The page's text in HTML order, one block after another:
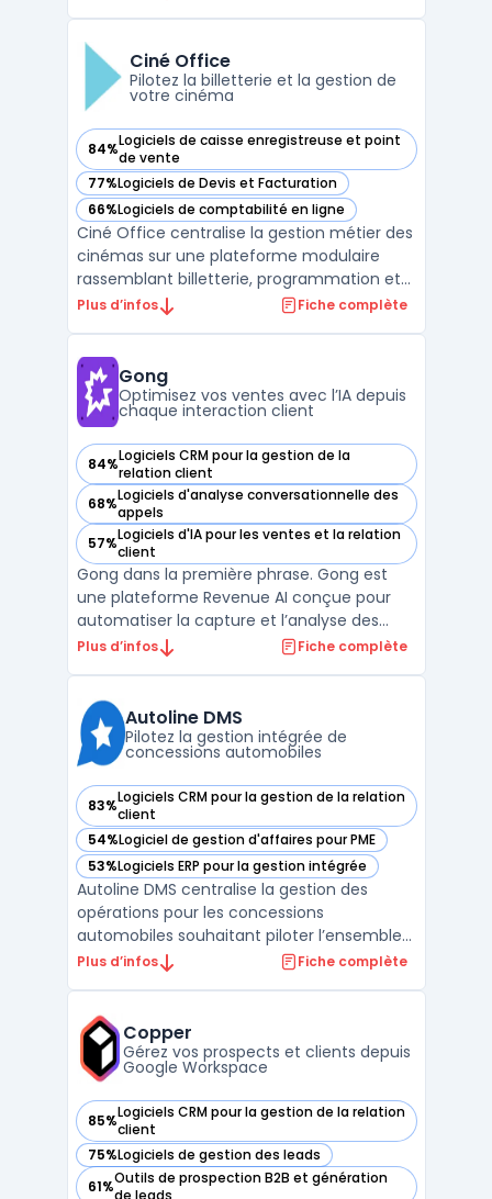
d’investissement et cabinets de
recrutement pilotant leur pros ...
Ciné Office
Pilotez la billetterie et la gestion de
votre cinéma
84%Logiciels de caisse enregistreuse et point
de vente
— voir Ciné Office dans cette catégorie
77%Logiciels de Devis et Facturation
— voir Ciné Office dans cette catégorie
66%Logiciels de comptabilité en ligne
— voir Ciné Office dans cette catégorie
Ciné Office centralise la gestion métier des
cinémas sur une plateforme modulaire
rassemblant billetterie, programmation et
opérations courantes. Les exploitants
soient uniques ou réparties sur plusieurs
sites de ...
Plus d’infos Fiche complète
Gong
Optimisez vos ventes avec l’IA depuis
chaque interaction client
84%Logiciels CRM pour la gestion de la
relation client
— voir Gong dans cette catégorie
68%Logiciels d'analyse conversationnelle des
appels
— voir Gong dans cette catégorie
57%Logiciels d'IA pour les ventes et la relation
client
— voir Gong dans cette catégorie
Gong dans la première phrase. Gong est
une plateforme Revenue AI conçue pour
automatiser la capture et l’analyse des
interactions clients. Elle centralise en temps
acheteurs, afin de fournir des insights
factuels sur les actions à ...
Plus d’infos Fiche complète
Autoline DMS
Pilotez la gestion intégrée de
concessions automobiles
83%Logiciels CRM pour la gestion de la relation
client
— voir Autoline DMS dans cette catégorie
54%Logiciel de gestion d'affaires pour PME
— voir Autoline DMS dans cette catégorie
53%Logiciels ERP pour la gestion intégrée
— voir Autoline DMS dans cette catégorie
Autoline DMS centralise la gestion des
opérations pour les concessions
automobiles souhaitant piloter l’ensemble
du cycle métier, depuis la prospection
marque. Le secteur de la distribution
automobile est confronté à l ...
Plus d’infos Fiche complète
Copper
Gérez vos prospects et clients depuis
Google Workspace
85%Logiciels CRM pour la gestion de la relation
client
— voir Copper dans cette catégorie
75%Logiciels de gestion des leads
— voir Copper dans cette catégorie
61%Outils de prospection B2B et génération
de leads
— voir Copper dans cette catégorie